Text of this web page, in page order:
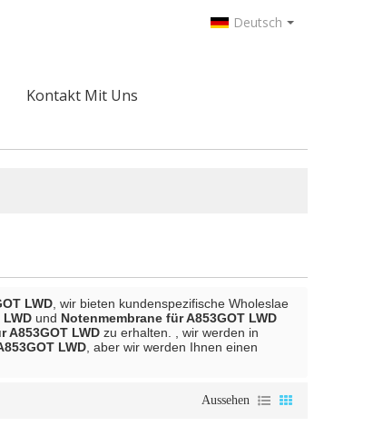
Deutsch
Kontakt Mit Uns
LWD , wir bieten kundenspezifische Wholeslae
und Notenmembrane für A853GOT LWD
A853GOT LWD zu erhalten. , wir werden in
LWD , aber wir werden Ihnen einen
Aussehen